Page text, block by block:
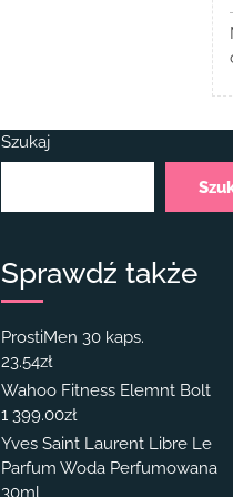
Szukaj
Sprawdź także
ProstiMen 30 kaps.
23.54zł
Wahoo Fitness Elemnt Bolt
1 399.00zł
Yves Saint Laurent Libre Le
Parfum Woda Perfumowana
30ml